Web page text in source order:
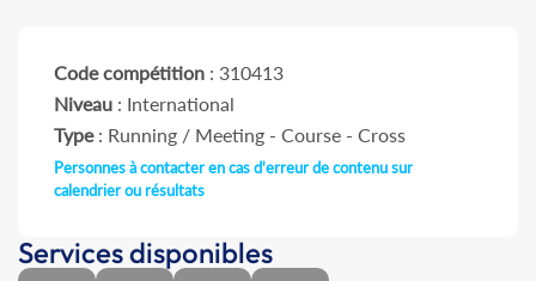
Code compétition : 310413
Niveau : International
Type: Running / Meeting - Course - Cross
Personnes à contacter en cas d'erreur de contenu sur
calendrier ou résultats
Services disponibles